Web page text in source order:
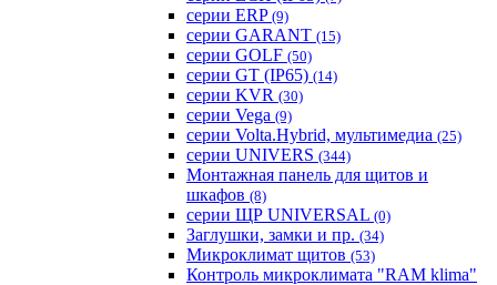
серии ERP (9)
серии GARANT (15)
серии GOLF (50)
серии GT (IP65) (14)
серии KVR (30)
серии Vega (9)
серии Volta.Hybrid, мультимедиа (25)
серии UNIVERS (344)
Монтажная панель для щитов и
шкафов (8)
серии ЩР UNIVERSAL (0)
Заглушки, замки и пр. (34)
Микроклимат щитов (53)
Контроль микроклимата "RAM klima"